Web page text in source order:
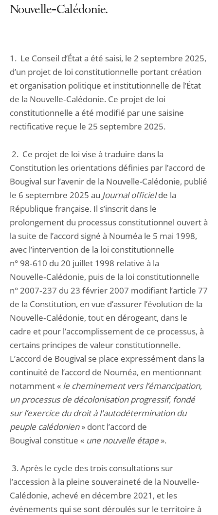
Nouvelle‑Calédonie.
1. Le Conseil d’État a été saisi, le 2 septembre 2025,
d’un projet de loi constitutionnelle portant création
et organisation politique et institutionnelle de l’État
de la Nouvelle‑Calédonie. Ce projet de loi
constitutionnelle a été modifié par une saisine
rectificative reçue le 25 septembre 2025.
2. Ce projet de loi vise à traduire dans la
Constitution les orientations définies par l’accord de
Bougival sur l’avenir de la Nouvelle-Calédonie, publié
le 6 septembre 2025 au Journal officielde la
République française. Il s’inscrit dans le
prolongement du processus constitutionnel ouvert à
la suite de l’accord signé à Nouméa le 5 mai 1998,
avec l’intervention de la loi constitutionnelle
n° 98‑610 du 20 juillet 1998 relative à la
Nouvelle‑Calédonie, puis de la loi constitutionnelle
n° 2007‑237 du 23 février 2007 modifiant l’article 77
de la Constitution, en vue d’assurer l’évolution de la
Nouvelle‑Calédonie, tout en dérogeant, dans le
cadre et pour l’accomplissement de ce processus, à
certains principes de valeur constitutionnelle.
L’accord de Bougival se place expressément dans la
continuité de l’accord de Nouméa, en mentionnant
notamment « le cheminement vers l’émancipation,
un processus de décolonisation progressif, fondé
sur l’exercice du droit à l'autodétermination du
peuple calédonien» dont l’accord de
Bougival constitue « une nouvelle étape ».
3. Après le cycle des trois consultations sur
l’accession à la pleine souveraineté de la Nouvelle-
Calédonie, achevé en décembre 2021, et les
événements qui se sont déroulés sur le territoire à